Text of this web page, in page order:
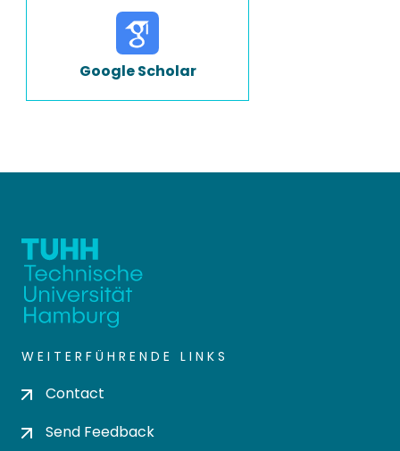
Google Scholar
WEITERFÜHRENDE LINKS
Contact
Send Feedback